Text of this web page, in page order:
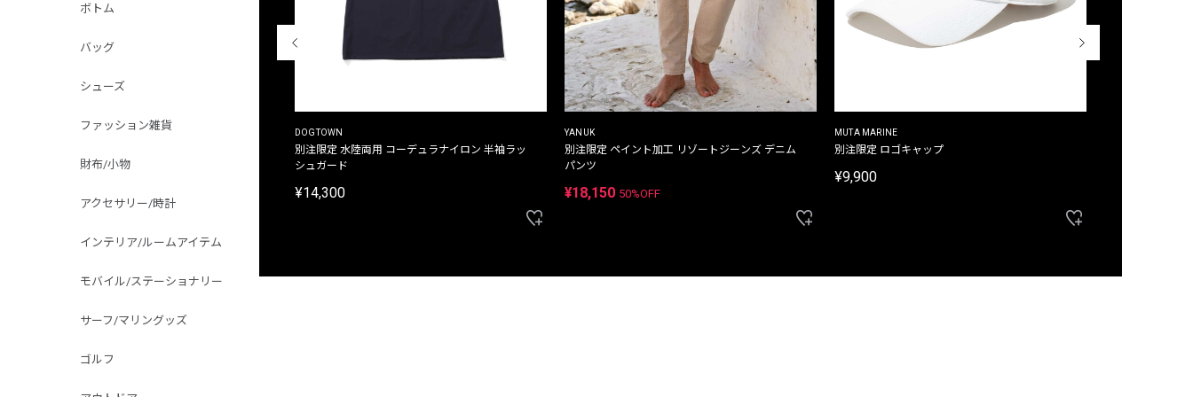
ボトム
バッグ
シューズ
ファッション雑貨
財布/小物
アクセサリー/時計
インテリア/ルームアイテム
モバイル/ステーショナリー
サーフ/マリングッズ
ゴルフ
THE DUFFER OF ST.GEORGE
プリントTシャツ
DOGTOWN
別注限定 水陸両用 コーデュラナイロン 半袖ラッ
シュガード
¥14,300
YANUK
別注限定 ペイント加工 リゾートジーンズ デニム
パンツ
¥18,150 50%OFF
MUTA MARINE
別注限定 ロゴキャップ
¥9,900